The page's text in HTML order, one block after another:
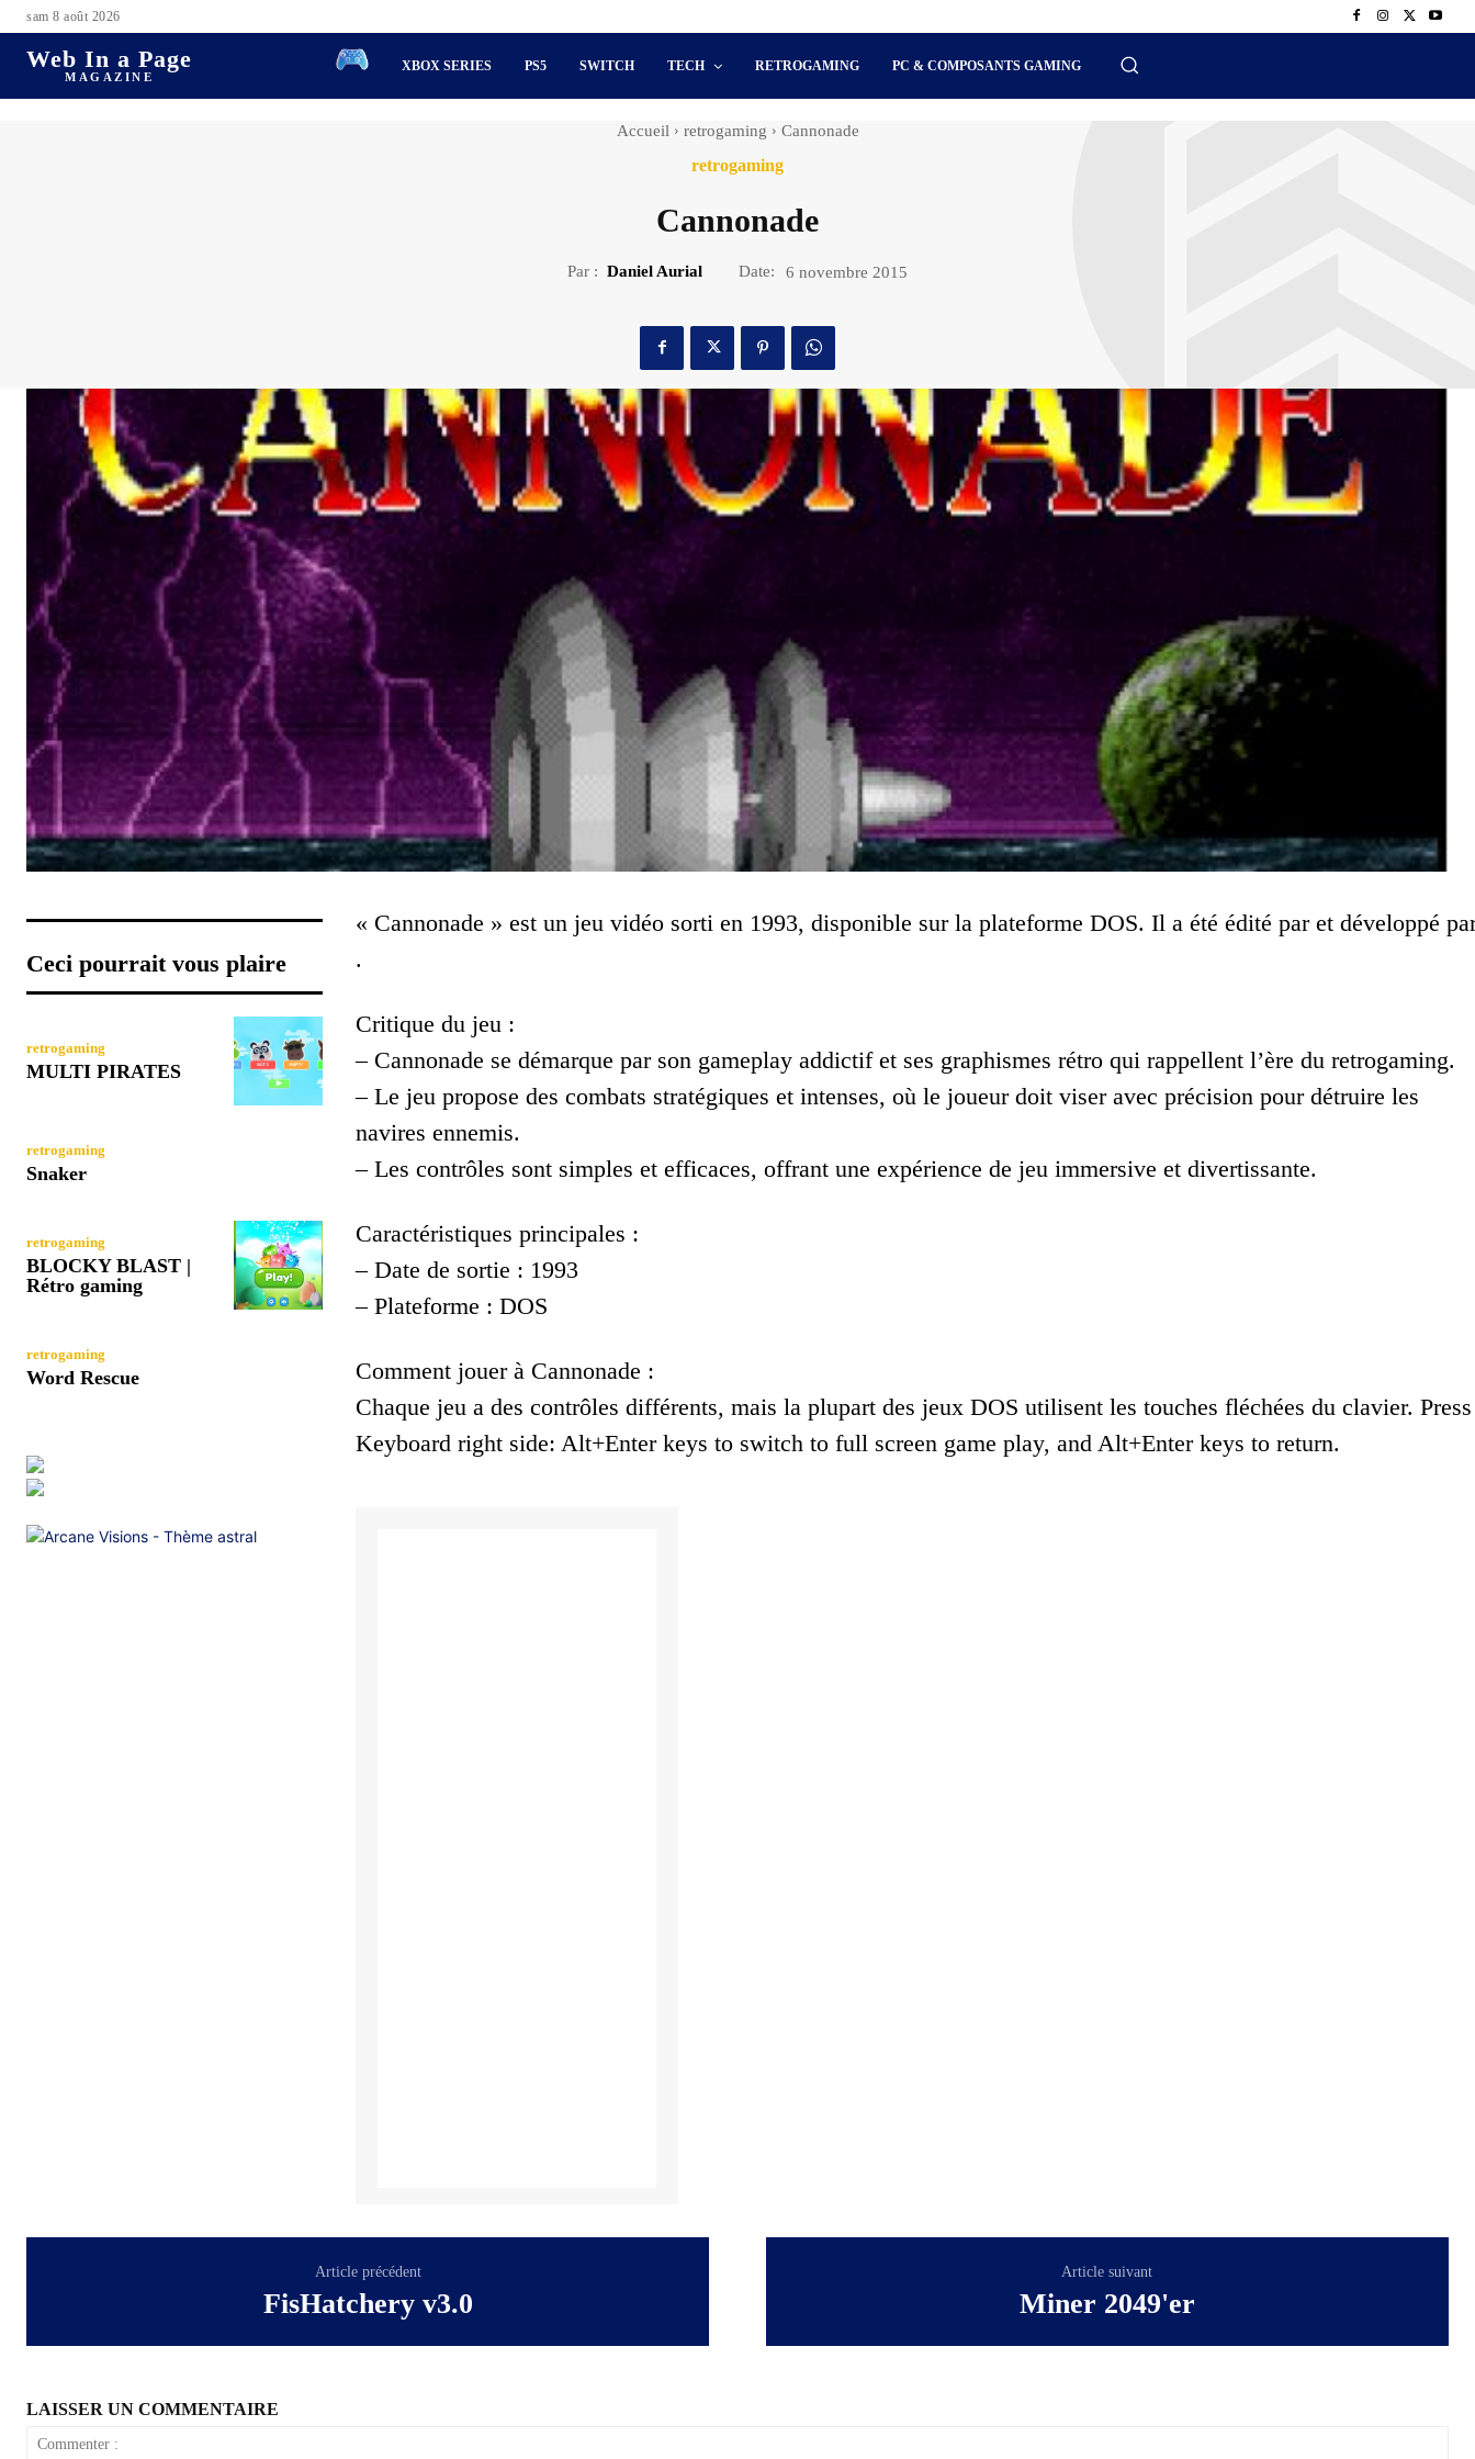
sam 8 août 2026
Web In a Page
MAGAZINE
XBOX SERIES PS5 SWITCH TECH RETROGAMING PC & COMPOSANTS GAMING
Accueil retrogaming Cannonade
retrogaming
Cannonade
Par : Daniel Aurial Date: 6 novembre 2015
Ceci pourrait vous plaire
retrogaming
MULTI PIRATES
retrogaming
Snaker
retrogaming
BLOCKY BLAST |
Rétro gaming
retrogaming
Word Rescue
« Cannonade » est un jeu vidéo sorti en 1993, disponible sur la plateforme DOS. Il a été édité par et développé
.
Critique du jeu :
– Cannonade se démarque par son gameplay addictif et ses graphismes rétro qui rappellent l’ère du retrogaming.
– Le jeu propose des combats stratégiques et intenses, où le joueur doit viser avec précision pour détruire les
navires ennemis.
– Les contrôles sont simples et efficaces, offrant une expérience de jeu immersive et divertissante.
Caractéristiques principales :
– Date de sortie : 1993
– Plateforme : DOS
Comment jouer à Cannonade :
Chaque jeu a des contrôles différents, mais la plupart des jeux DOS utilisent les touches fléchées du clavier. Press
Keyboard right side: Alt+Enter keys to switch to full screen game play, and Alt+Enter keys to return.
Article précédent
FisHatchery v3.0
Article suivant
Miner 2049'er
LAISSER UN COMMENTAIRE